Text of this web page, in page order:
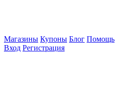
Магазины Купоны Блог Помощь
Вход Регистрация